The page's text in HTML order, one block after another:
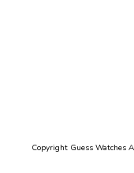
Copyright Guess Watches